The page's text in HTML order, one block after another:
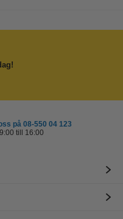
på 08-550 04 123
till 16:00